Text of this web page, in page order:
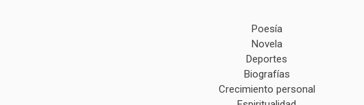
Poesía
Novela
Deportes
Biografías
Crecimiento personal